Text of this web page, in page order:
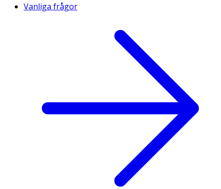
Vanliga frågor